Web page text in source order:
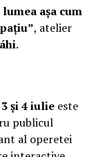
așa cum
, atelier
.
3 și 4 iulieeste
publicul
al operetei